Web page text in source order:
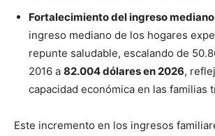
Fortalecimiento del ingreso
ingreso mediano de los hogares
repunte saludable, escalando de
2016 a 82.004 dólares en 2026,
capacidad económica en las familias
Este incremento en los ingresos